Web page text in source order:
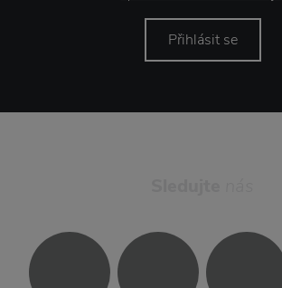
Přihlásit se